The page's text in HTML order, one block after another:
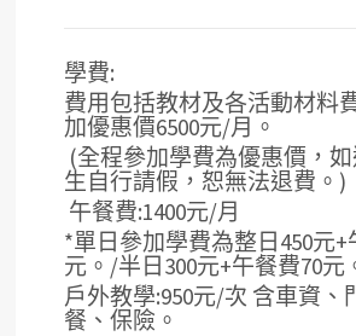
學費:
費用包括教材及各活動材料
加優惠價6500元/月。
(全程參加學費為優惠價，
生自行請假，恕無法退費。)
午餐費:1400元/月
*單日參加學費為整日450元+
元。/半日300元+午餐費70元
戶外教學:950元/次 含車資、
餐、保險。